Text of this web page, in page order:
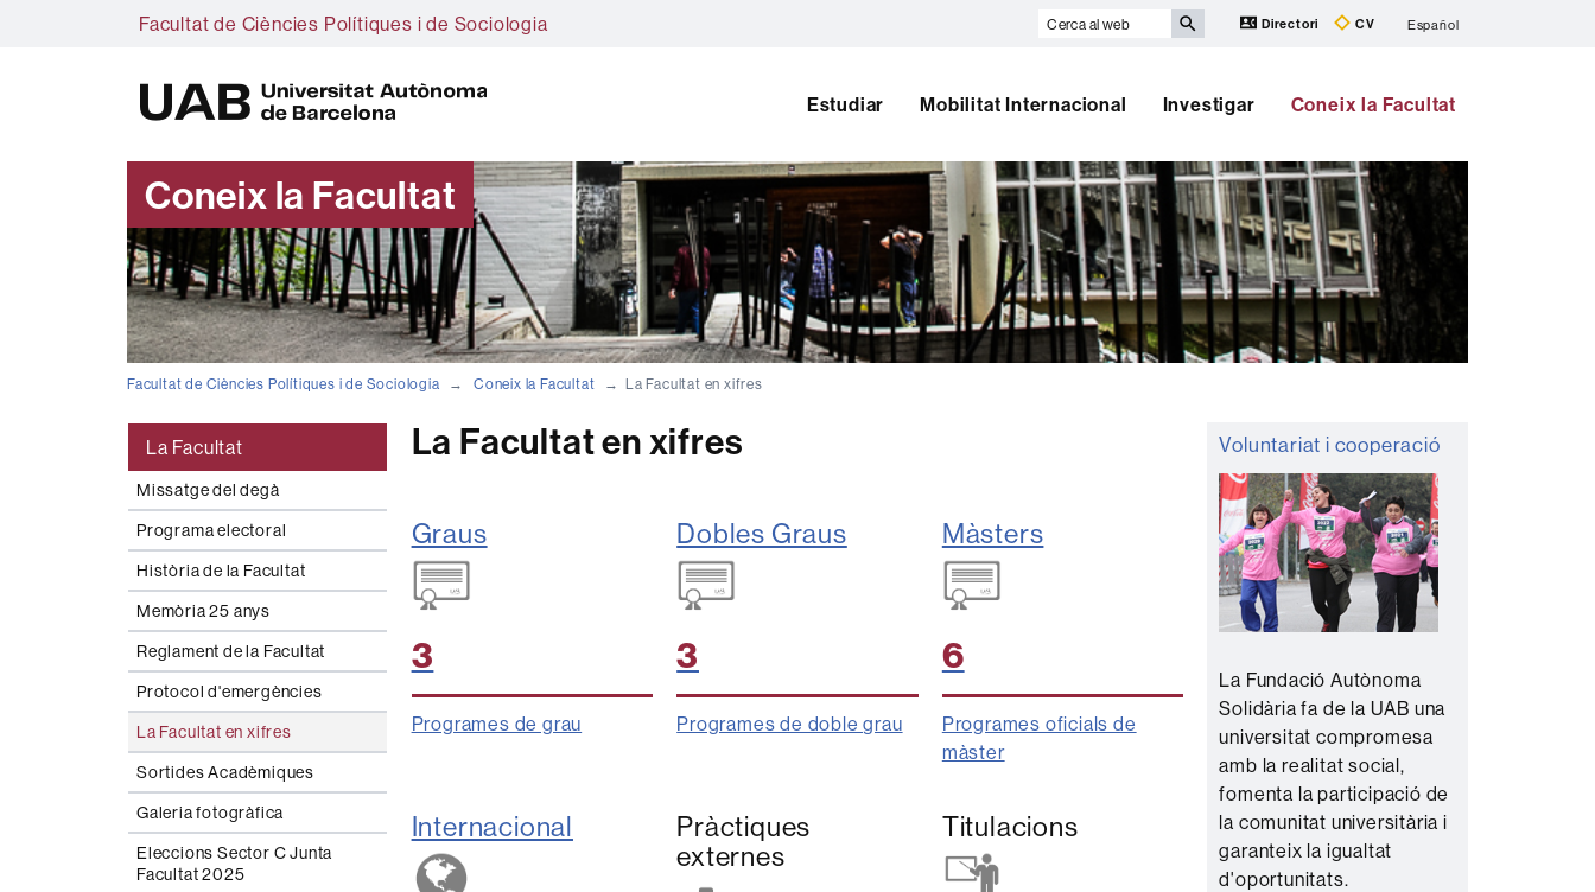
Facultat de Ciències Polítiques i de Sociologia
Cerca
Directori CV Español
A
Estudiar Mobilitat Internacional Investigar Coneix la Facultat
Coneix la Facultat
Facultat de Ciències Polítiques i de Sociologia Coneix la Facultat La Facultat en xifres
La Facultat
Missatge del degà
Programa electoral
Història de la Facultat
Memòria 25 anys
Reglament de la Facultat
Protocol d'emergències
La Facultat en xifres
Sortides Acadèmiques
Galeria fotogràfica
Eleccions Sector C Junta
Facultat 2025
La Facultat en xifres
Graus
3
Programes de grau
Dobles Graus
3
Programes de doble grau
Màsters
6
Programes oficials de
màster
Internacional
Pràctiques
externes
Titulacions
Informació
complementària
Voluntariat i cooperació
La Fundació Autònoma
Solidària fa de la UAB una
universitat compromesa
amb la realitat social,
fomenta la participació de
la comunitat universitària i
garanteix la igualtat
d'oportunitats.